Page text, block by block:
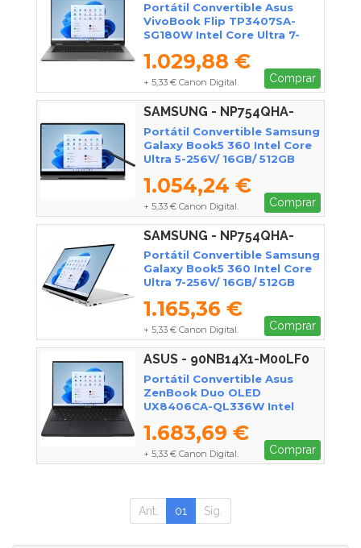
Portátil Convertible Asus
VivoBook Flip TP3407SA-
SG180W Intel Core Ultra 7-
Táctil/ Win11
1.029,88 €
+ 5,33 € Canon Digital. Comprar
SAMSUNG - NP754QHA-
KA1ES
Portátil Convertible Samsung
Galaxy Book5 360 Intel Core
Ultra 5-256V/ 16GB/ 512GB
1.054,24 €
+ 5,33 € Canon Digital. Comprar
SAMSUNG - NP754QHA-
KA2ES
Portátil Convertible Samsung
Galaxy Book5 360 Intel Core
Ultra 7-256V/ 16GB/ 512GB
1.165,36 €
+ 5,33 € Canon Digital. Comprar
ASUS - 90NB14X1-M00LF0
Portátil Convertible Asus
ZenBook Duo OLED
UX8406CA-QL336W Intel
SSD/ 14" Táctil/ Win11
1.683,69 €
+ 5,33 € Canon Digital. Comprar
Ant. 01 Sig.